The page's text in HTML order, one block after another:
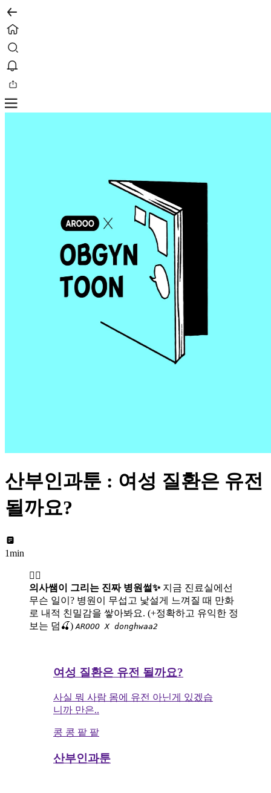
산부인과툰 : 여성 질환은 유전
될까요?
1min
👩‍⚕️
의사쌤이 그리는 진짜 병원썰✨ 지금 진료실에선
무슨 일이? 병원이 무섭고 낯설게 느껴질 때 만화
로 내적 친밀감을 쌓아봐요. (+정확하고 유익한 정
보는 덤🍒) AROOO X donghwaa2
여성 질환은 유전 될까요?
사실 뭐 사람 몸에 유전 아닌게 있겠습
니까 만은..
콩 콩 팥 팥
산부인과툰